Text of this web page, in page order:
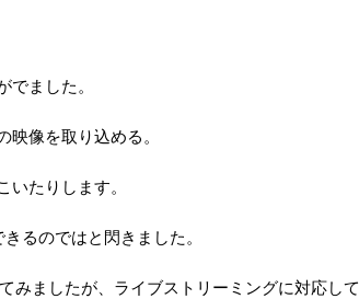
でました。
映像を取り込める。
いたりします。
るのではと閃きました。
みましたが、ライブストリーミングに対応して